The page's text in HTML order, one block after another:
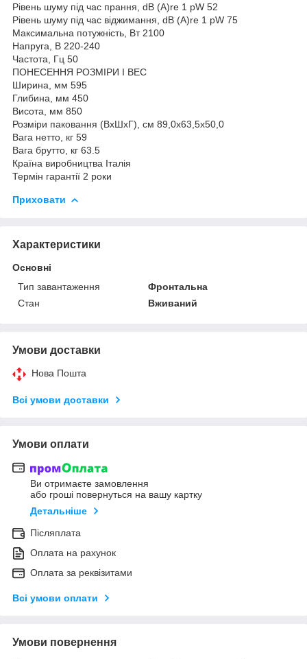
Рівень шуму під час прання, dB (A)re 1 pW 52
Рівень шуму під час віджимання, dB (A)re 1 pW 75
Максимальна потужність, Вт 2100
Напруга, В 220-240
Частота, Гц 50
ПОНЕСЕННЯ РОЗМІРИ І ВЕС
Ширина, мм 595
Глибина, мм 450
Висота, мм 850
Розміри паковання (ВхШхГ), см 89,0x63,5x50,0
Вага нетто, кг 59
Вага брутто, кг 63.5
Країна виробництва Італія
Термін гарантії 2 роки
Приховати
Характеристики
Основні
Тип завантаження
Фронтальна
Стан
Вживаний
Умови доставки
Нова Пошта
Всі умови доставки
Умови оплати
Ви отримаєте замовлення
або гроші повернуться на вашу картку
Детальніше
Післяплата
Оплата на рахунок
Оплата за реквізитами
Всі умови оплати
Умови повернення